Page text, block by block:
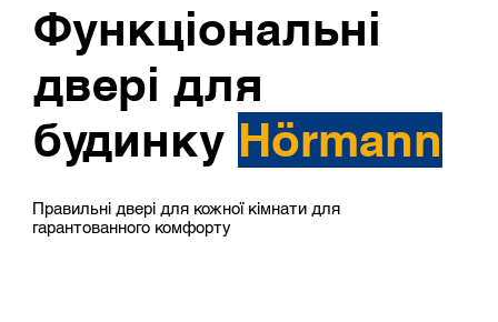
Функціональні
двері для
будинку Hörmann
Правильні двері для кожної кімнати для
гарантованного комфорту